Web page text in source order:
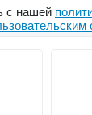
с нашей